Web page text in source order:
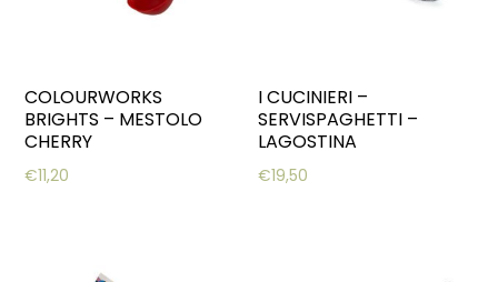
COLOURWORKS
BRIGHTS – MESTOLO
CHERRY
€11,20
I CUCINIERI –
SERVISPAGHETTI –
LAGOSTINA
€19,50